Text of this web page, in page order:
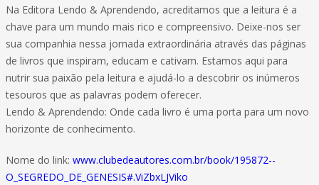
Na Editora Lendo & Aprendendo, acreditamos que a leitura é a
chave para um mundo mais rico e compreensivo. Deixe-nos ser
sua companhia nessa jornada extraordinária através das páginas
de livros que inspiram, educam e cativam. Estamos aqui para
nutrir sua paixão pela leitura e ajudá-lo a descobrir os inúmeros
tesouros que as palavras podem oferecer.
Lendo & Aprendendo: Onde cada livro é uma porta para um novo
horizonte de conhecimento.
Nome do link: www.clubedeautores.com.br/book/195872--
O_SEGREDO_DE_GENESIS#.ViZbxLJViko